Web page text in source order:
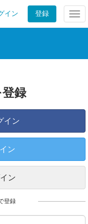
イン 登録
録
イン
ン
ン
登録